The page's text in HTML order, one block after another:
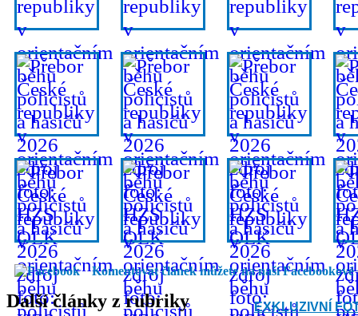
Komentovat článek můžete na naší Facebookové
Další články z rubriky EXKLUZIVNÍ